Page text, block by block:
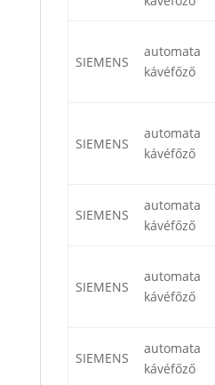
SIEMENS
automata
kávéfőző
SIEMENS
automata
kávéfőző
SIEMENS
automata
kávéfőző
SIEMENS
automata
kávéfőző
SIEMENS
automata
kávéfőző